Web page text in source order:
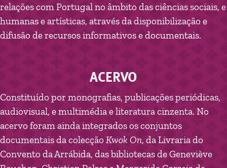
relações com Portugal no âmbito das ciências sociais, e
humanas e artísticas, através da disponibilização e
difusão de recursos informativos e documentais.
ACERVO
Constituído por monografias, publicações periódicas,
audiovisual, e multimédia e literatura cinzenta. No
acervo foram ainda integrados os conjuntos
documentais da colecçãoKwok On, da Livraria do
Convento da Arrábida, das bibliotecas de Geneviève